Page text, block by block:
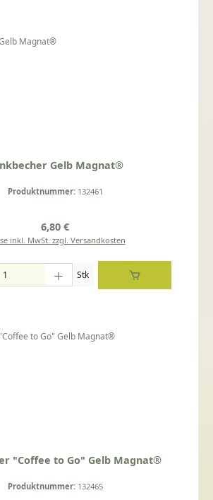
Gelb Magnat®
Produktnummer: 132461
Regulärer Preis:
6,80 €
inkl. MwSt. zzgl. Versandkosten
Stk
"Coffee to Go" Gelb Magnat®
Produktnummer: 132465